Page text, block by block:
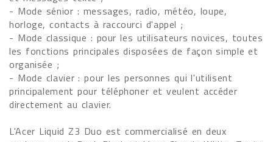
- Mode sénior : messages, radio, météo, loupe,
horloge, contacts à raccourci d'appel ;
- Mode classique : pour les utilisateurs novices, toutes
les fonctions principales disposées de façon simple et
organisée ;
- Mode clavier : pour les personnes qui l'utilisent
principalement pour téléphoner et veulent accéder
directement au clavier.
L'Acer Liquid Z3 Duo est commercialisé en deux